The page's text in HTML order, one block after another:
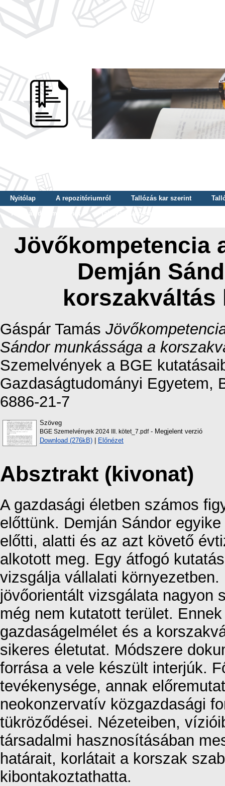
Nyitólap A repozitóriumról Tallózás kar szerint
Tallózás dátum szerint
Tallózás tudományterület szerint
Jövőkompetencia
Demján
korszakváltás
Gáspár Tamás
Sándor munkássága a
Szemelvények a BGE
Gazdaságtudományi Egyetem,
6886-21-7
Szöveg
BGE Szemelvények 2024 III. kötet_7.pdf- Megjelent verzió
Download (276kB) | Előnézet
Absztrakt (kivonat)
A gazdasági életben számos
előttünk. Demján Sándor
előtti, alatti és az azt követő
alkotott meg. Egy átfogó
vizsgálja vállalati
jövőorientált vizsgálata nagyon
még nem kutatott terület.
gazdaságelmélet és a
sikeres életutat. Módszere
forrása a vele készült interjúk.
tevékenysége, annak
neokonzervatív közgazdasági
tükröződései. Nézeteiben,
társadalmi hasznosításában
határait, korlátait a korszak
kibontakoztathatta.